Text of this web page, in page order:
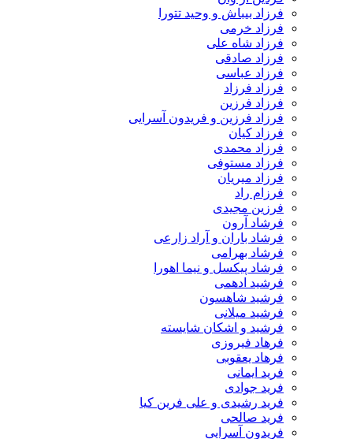
فرزاد بیباش و وحید تتورا
فرزاد خرمی
فرزاد شاه علی
فرزاد صادقی
فرزاد عباسی
فرزاد فرزاد
فرزاد فرزین
فرزاد فرزین و فریدون آسرایی
فرزاد کیان
فرزاد محمدی
فرزاد مستوفی
فرزاد میریان
فرزام راد
فرزین مجیدی
فرشاد آرون
فرشاد باران و آراد زارعی
فرشاد بهرامی
فرشاد پیکسل و نیما اهورا
فرشید ادهمی
فرشید شاهسون
فرشید میلانی
فرشید و اشکان شایسته
فرهاد فیروزی
فرهاد یعقوبی
فرید ایمانی
فرید جوادی
فرید رشیدی و علی فرین کیا
فرید صالحی
فریدون آسرایی